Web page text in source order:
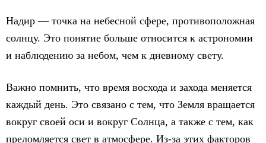
Надир — точка на небесной сфере, противоположная
солнцу. Это понятие больше относится к астрономии
и наблюдению за небом, чем к дневному свету.
Важно помнить, что время восхода и захода меняется
каждый день. Это связано с тем, что Земля вращается
вокруг своей оси и вокруг Солнца, а также с тем, как
преломляется свет в атмосфере. Из-за этих факторов